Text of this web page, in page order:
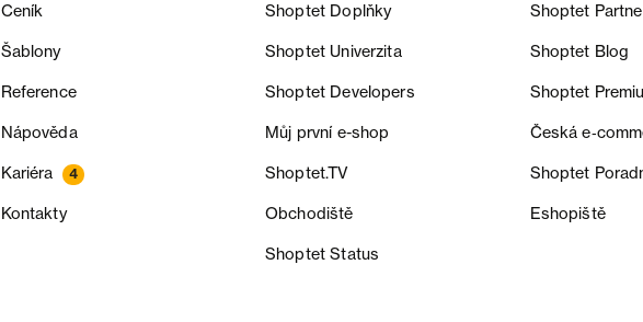
Ceník
Šablony
Reference
Nápověda
Kariéra 4
Kontakty
Shoptet Doplňky Shoptet
Shoptet Univerzita Shoptet Blog
Shoptet Developers Shoptet
Můj první e-shop Česká
Shoptet.TV Shoptet
Obchodiště Eshopiště
Shoptet Status